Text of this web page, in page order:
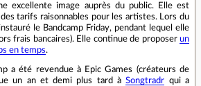
excellente image auprès du public. Elle est
tarifs raisonnables pour les artistes. Lors du
le Bandcamp Friday, pendant lequel elle
frais bancaires). Elle continue de proposer un
en temps.
a été revendue à Epic Games (créateurs de
un an et demi plus tard àSongtradr qui a